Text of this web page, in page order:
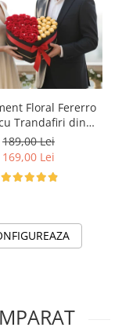
Floral Fererro
Trandafiri din
sapun
189,00 Lei
169,00 Lei